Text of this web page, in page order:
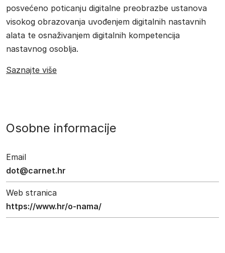
posvećeno poticanju digitalne preobrazbe ustanova
visokog obrazovanja uvođenjem digitalnih nastavnih
alata te osnaživanjem digitalnih kompetencija
nastavnog osoblja.
Saznajte više
Osobne informacije
Email
dot@carnet.hr
Web stranica
https://www.hr/o-nama/